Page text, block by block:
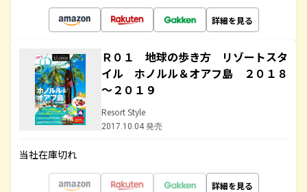
詳細を見る
Ｒ０１ 地球の歩き方 リゾートスタ
イル ホノルル＆オアフ島 ２０１８
～２０１９
Resort Style
2017.10.04 発売
当社在庫切れ
詳細を見る